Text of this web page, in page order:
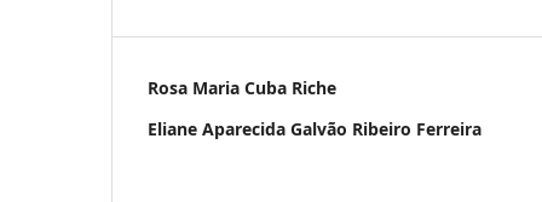
Rosa Maria Cuba Riche
Eliane Aparecida Galvão Ribeiro Ferreira